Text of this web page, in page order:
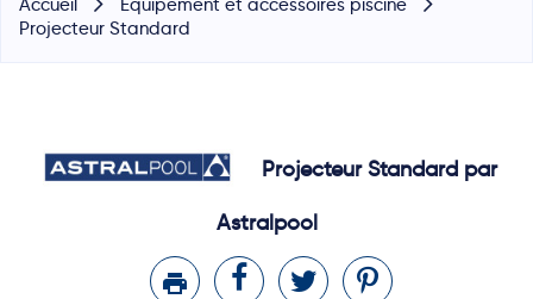
Accueil
Equipement et accessoires piscine
Projecteur Standard
Projecteur Standard par
Astralpool
printer